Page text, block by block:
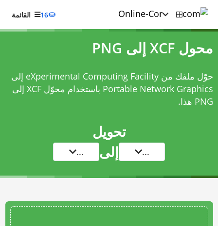
16 القائمة
محول XCF إلى PNG
حوّل ملفك من eXperimental Computing Facility إلى
Portable Network Graphics باستخدام
محوّل XCF إلى
PNGهذا.
تحويل
... إلى ...